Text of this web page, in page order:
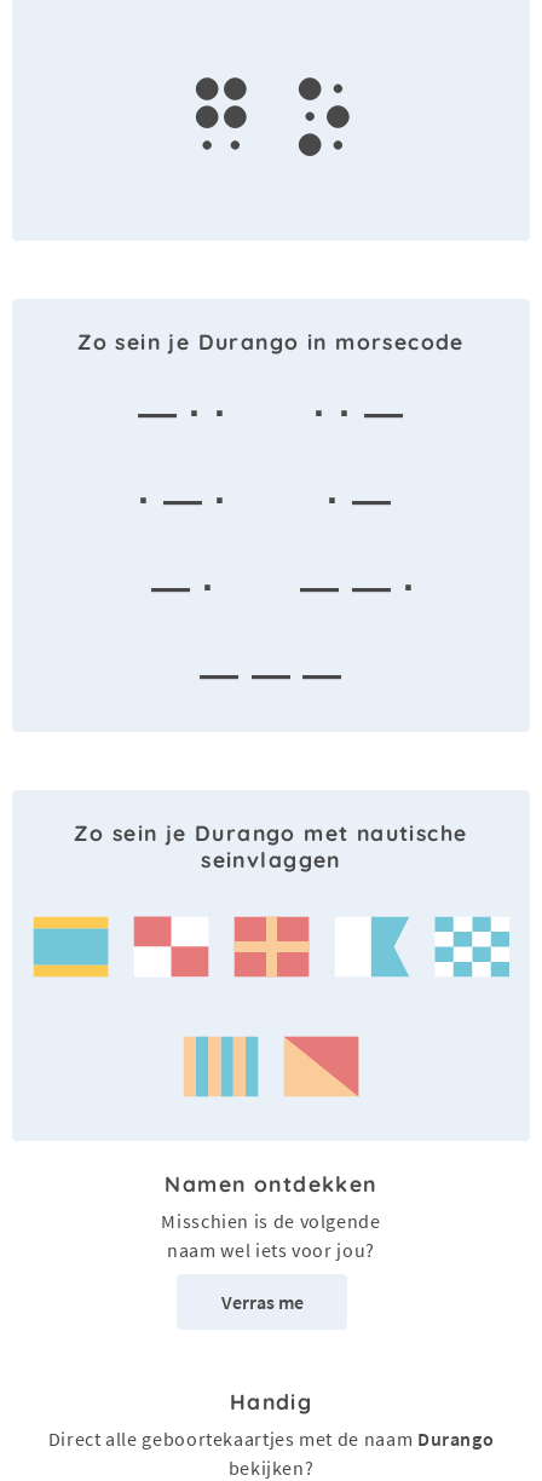
g o
Zo sein je Durango in morsecode
— · ·
· · —
· — ·
· —
— ·
— — ·
— — —
Zo sein je Durango met nautische
seinvlaggen
Namen ontdekken
Misschien is de volgende
naam wel iets voor jou?
Verras me
Handig
Direct alle geboortekaartjes met de naam Durango
bekijken?